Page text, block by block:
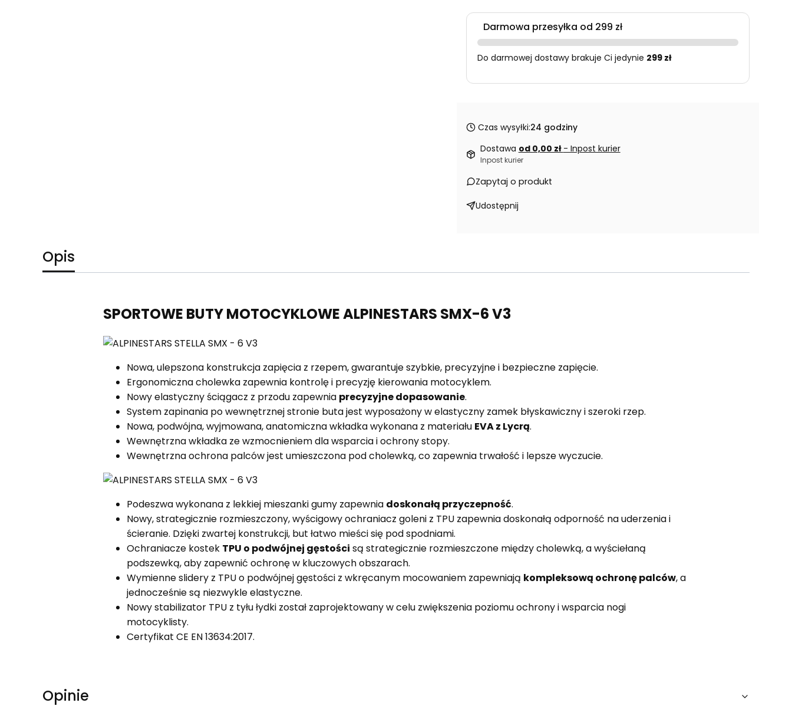
Darmowa przesyłka od 299 zł
Do darmowej dostawy brakuje Ci jedynie 299 zł
Czas wysyłki:24 godziny
Dostawa od 0,00 zł - Inpost kurier
Inpost kurier
Zapytaj o produkt
Udostępnij
Opis
SPORTOWE BUTY MOTOCYKLOWE ALPINESTARS SMX-6 V3
Nowa, ulepszona konstrukcja zapięcia z rzepem, gwarantuje szybkie, precyzyjne i bezpieczne zapięcie.
Ergonomiczna cholewka zapewnia kontrolę i precyzję kierowania motocyklem.
Nowy elastyczny ściągacz z przodu zapewnia precyzyjne dopasowanie.
System zapinania po wewnętrznej stronie buta jest wyposażony w elastyczny zamek błyskawiczny i szeroki rzep.
Nowa, podwójna, wyjmowana, anatomiczna wkładka wykonana z materiału EVA z Lycrą.
Wewnętrzna wkładka ze wzmocnieniem dla wsparcia i ochrony stopy.
Wewnętrzna ochrona palców jest umieszczona pod cholewką, co zapewnia trwałość i lepsze wyczucie.
Podeszwa wykonana z lekkiej mieszanki gumy zapewnia doskonałą przyczepność.
Nowy, strategicznie rozmieszczony, wyścigowy ochraniacz goleni z TPU zapewnia doskonałą odporność na uderzenia i
ścieranie. Dzięki zwartej konstrukcji, but łatwo mieści się pod spodniami.
Ochraniacze kostek TPU o podwójnej gęstości są strategicznie rozmieszczone między cholewką, a wyściełaną
podszewką, aby zapewnić ochronę w kluczowych obszarach.
Wymienne slidery z TPU o podwójnej gęstości z wkręcanym mocowaniem zapewniają kompleksową ochronę palców, a
jednocześnie są niezwykle elastyczne.
Nowy stabilizator TPU z tyłu łydki został zaprojektowany w celu zwiększenia poziomu ochrony i wsparcia nogi
motocyklisty.
Certyfikat CE EN 13634:2017.
Opinie